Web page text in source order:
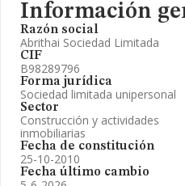
Información
Razón social
Abrithai Sociedad Limitada
CIF
B98289796
Forma jurídica
Sociedad limitada unipersonal
Sector
Construcción y actividades
inmobiliarias
Fecha de constitución
25-10-2010
Fecha último cambio